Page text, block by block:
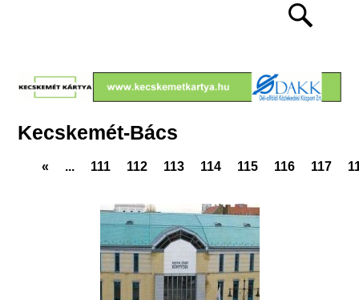
Kecskemét-Bács
« ... 111 112 113 114 115 116 117